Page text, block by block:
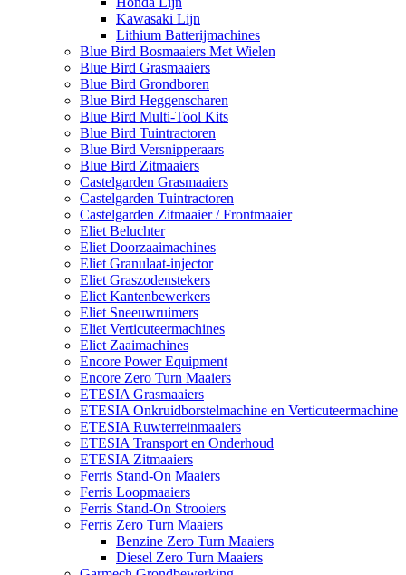
Kawasaki Lijn
Lithium Batterijmachines
Blue Bird Bosmaaiers Met Wielen
Blue Bird Grasmaaiers
Blue Bird Grondboren
Blue Bird Heggenscharen
Blue Bird Multi-Tool Kits
Blue Bird Tuintractoren
Blue Bird Versnipperaars
Blue Bird Zitmaaiers
Castelgarden Grasmaaiers
Castelgarden Tuintractoren
Castelgarden Zitmaaier / Frontmaaier
Eliet Beluchter
Eliet Doorzaaimachines
Eliet Granulaat-injector
Eliet Graszodenstekers
Eliet Kantenbewerkers
Eliet Sneeuwruimers
Eliet Verticuteermachines
Eliet Zaaimachines
Encore Power Equipment
Encore Zero Turn Maaiers
ETESIA Grasmaaiers
ETESIA Onkruidborstelmachine en Verticuteermachine
ETESIA Ruwterreinmaaiers
ETESIA Transport en Onderhoud
ETESIA Zitmaaiers
Ferris Stand-On Maaiers
Ferris Loopmaaiers
Ferris Stand-On Strooiers
Ferris Zero Turn Maaiers
Benzine Zero Turn Maaiers
Diesel Zero Turn Maaiers